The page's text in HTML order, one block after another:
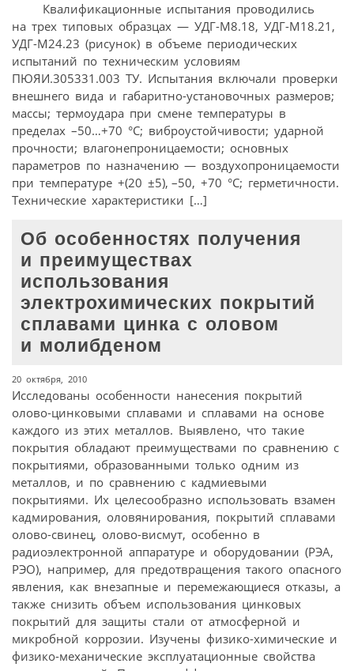
Квалификационные испытания проводились
на трех типовых образцах — УДГ-М8.18, УДГ-М18.21,
УДГ-М24.23 (рисунок) в объеме периодических
испытаний по техническим условиям
ПЮЯИ.305331.003 ТУ. Испытания включали проверки
внешнего вида и габаритно-установочных размеров;
массы; термоудара при смене температуры в
пределах –50…+70 °C; виброустойчивости; ударной
прочности; влагонепроницаемости; основных
параметров по назначению — воздухопроницаемости
при температуре +(20 ±5), –50, +70 °C; герметичности.
Технические характеристики […]
Об особенностях получения
и преимуществах
использования
электрохимических покрытий
сплавами цинка с оловом
и молибденом
20 октября, 2010
Исследованы особенности нанесения покрытий
олово-цинковыми сплавами и сплавами на основе
каждого из этих металлов. Выявлено, что такие
покрытия обладают преимуществами по сравнению с
покрытиями, образованными только одним из
металлов, и по сравнению с кадмиевыми
покрытиями. Их целесообразно использовать взамен
кадмирования, оловянирования, покрытий сплавами
олово-свинец, олово-висмут, особенно в
радиоэлектронной аппаратуре и оборудовании (РЭА,
РЭО), например, для предотвращения такого опасного
явления, как внезапные и перемежающиеся отказы, а
также снизить объем использования цинковых
покрытий для защиты стали от атмосферной и
микробной коррозии. Изучены физико-химические и
физико-механические эксплуатационные свойства